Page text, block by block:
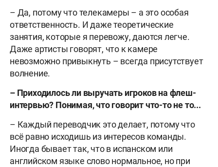
– Да, потому что телекамеры – а это особая
ответственность. И даже теоретические
занятия, которые я перевожу, даются легче.
Даже артисты говорят, что к камере
невозможно привыкнуть – всегда присутствует
волнение.
– Приходилось ли выручать игроков на флеш-
интервью? Понимая, что говорит что-то не то...
– Каждый переводчик это делает, потому что
всё равно исходишь из интересов команды.
Иногда бывает так, что в испанском или
английском языке слово нормальное, но при